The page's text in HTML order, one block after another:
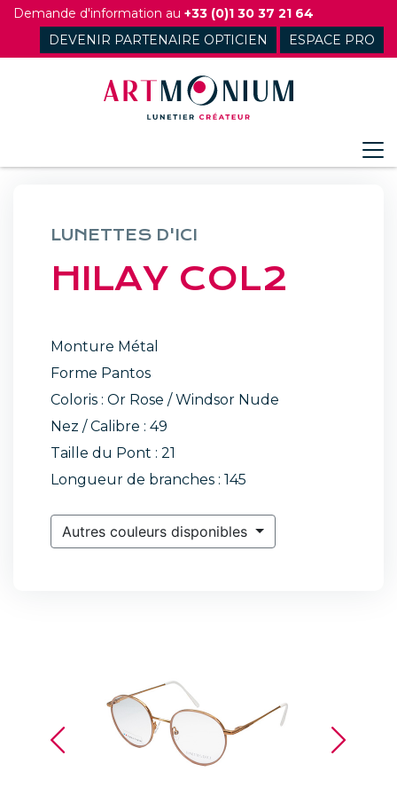
Skip
content
Demande d'information au +33 (0)1 30 37 21 64
DEVENIR PARTENAIRE OPTICIEN
ESPACE PRO
LUNETTES D'ICI
HILAY COL2
Monture Métal
Forme Pantos
Coloris : Or Rose / Windsor Nude
Nez / Calibre : 49
Taille du Pont : 21
Longueur de branches : 145
Autres couleurs disponibles